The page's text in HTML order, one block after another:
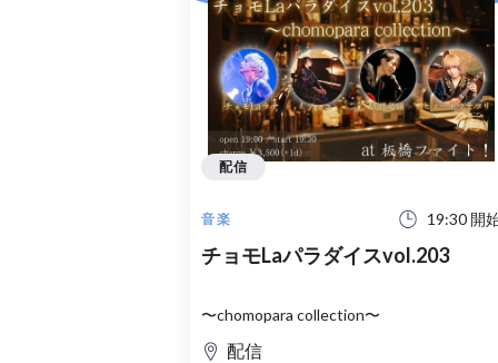
音楽 19:30 開
チョモLaパラダイスvol.203
〜chomopara collection〜
配信
配信